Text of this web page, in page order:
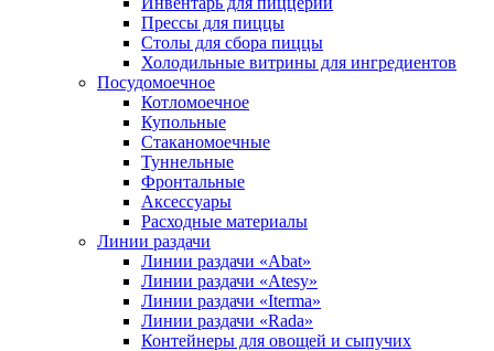
Прессы для пиццы
Столы для сбора пиццы
Холодильные витрины для ингредиентов
Посудомоечное
Котломоечное
Купольные
Стаканомоечные
Туннельные
Фронтальные
Аксессуары
Расходные материалы
Линии раздачи
Линии раздачи «Abat»
Линии раздачи «Atesy»
Линии раздачи «Iterma»
Линии раздачи «Rada»
Контейнеры для овощей и сыпучих